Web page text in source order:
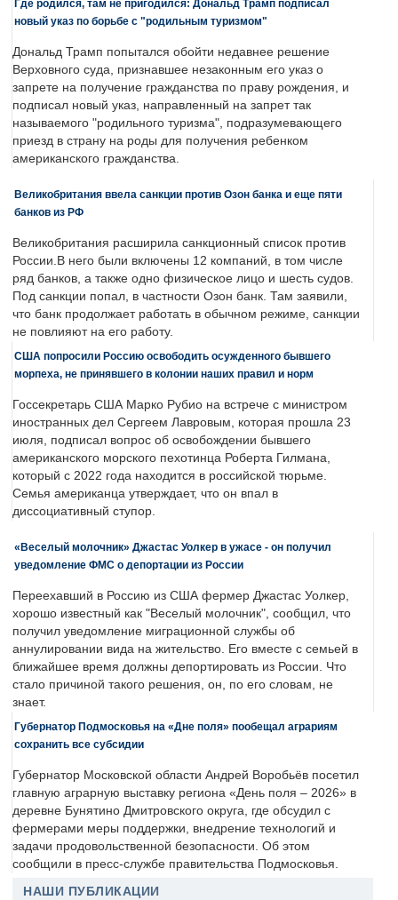
Где родился, там не пригодился: Дональд Трамп подписал
новый указ по борьбе с "родильным туризмом"
Дональд Трамп попытался обойти недавнее решение
Верховного суда, признавшее незаконным его указ о
запрете на получение гражданства по праву рождения, и
подписал новый указ, направленный на запрет так
называемого "родильного туризма", подразумевающего
приезд в страну на роды для получения ребенком
американского гражданства.
Великобритания ввела санкции против Озон банка и еще пяти
банков из РФ
Великобритания расширила санкционный список против
России.В него были включены 12 компаний, в том числе
ряд банков, а также одно физическое лицо и шесть судов.
Под санкции попал, в частности Озон банк. Там заявили,
что банк продолжает работать в обычном режиме, санкции
не повлияют на его работу.
США попросили Россию освободить осужденного бывшего
морпеха, не принявшего в колонии наших правил и норм
Госсекретарь США Марко Рубио на встрече с министром
иностранных дел Сергеем Лавровым, которая прошла 23
июля, подписал вопрос об освобождении бывшего
американского морского пехотинца Роберта Гилмана,
который с 2022 года находится в российской тюрьме.
Семья американца утверждает, что он впал в
диссоциативный ступор.
«Веселый молочник» Джастас Уолкер в ужасе - он получил
уведомление ФМС о депортации из России
Переехавший в Россию из США фермер Джастас Уолкер,
хорошо известный как "Веселый молочник", сообщил, что
получил уведомление миграционной службы об
аннулировании вида на жительство. Его вместе с семьей в
ближайшее время должны депортировать из России. Что
стало причиной такого решения, он, по его словам, не
знает.
Губернатор Подмосковья на «Дне поля» пообещал аграриям
сохранить все субсидии
Губернатор Московской области Андрей Воробьёв посетил
главную аграрную выставку региона «День поля – 2026» в
деревне Бунятино Дмитровского округа, где обсудил с
фермерами меры поддержки, внедрение технологий и
задачи продовольственной безопасности. Об этом
сообщили в пресс-службе правительства Подмосковья.
НАШИ ПУБЛИКАЦИИ